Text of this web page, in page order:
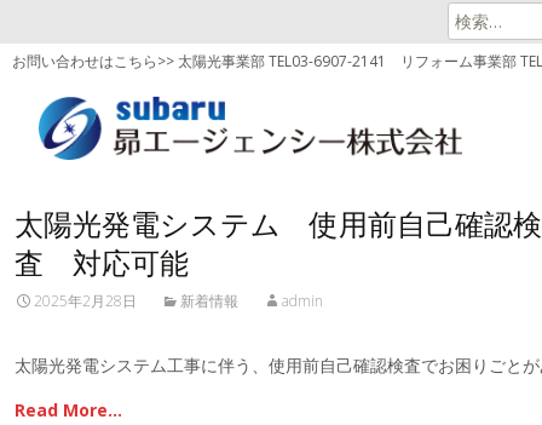
検
索:
お問い合わせはこちら>> 太陽光事業部 TEL03-6907-2141 リフォーム事業部
太陽光発電システム 使用前自己確認検
査 対応可能
2025年2月28日 新着情報 admin
太陽光発電システム工事に伴う、使用前自己確認検査でお困りごと
Read More…